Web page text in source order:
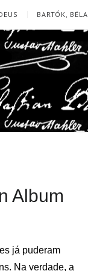
BARTÓK, BÉLA
Album
já puderam
Na verdade, a